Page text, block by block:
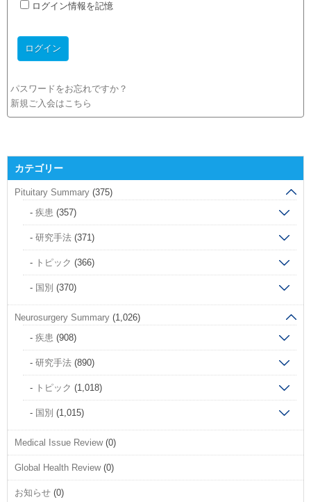
ログイン情報を記憶
パスワードをお忘れですか？
新規ご入会はこちら
カテゴリー
Pituitary Summary (375)
疾患 (357)
研究手法 (371)
トピック (366)
国別 (370)
Neurosurgery Summary (1,026)
疾患 (908)
研究手法 (890)
トピック (1,018)
国別 (1,015)
Medical Issue Review(0)
Global Health Review(0)
お知らせ (0)